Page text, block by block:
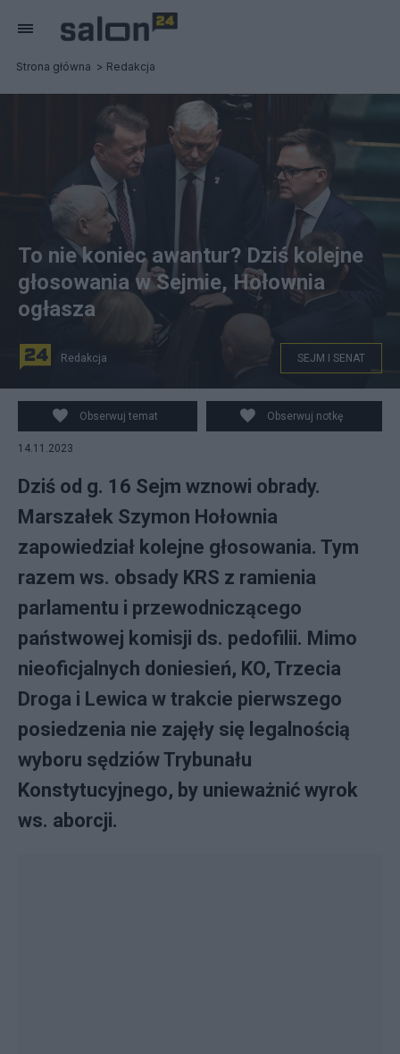
Strona główna Redakcja
To nie koniec awantur? Dziś kolejne
głosowania w Sejmie, Hołownia
ogłasza
Redakcja SEJM I SENAT
Obserwuj temat Obserwuj notkę
14.11.2023
Dziś od g. 16 Sejm wznowi obrady.
Marszałek Szymon Hołownia
zapowiedział kolejne głosowania. Tym
razem ws. obsady KRS z ramienia
parlamentu i przewodniczącego
państwowej komisji ds. pedofilii. Mimo
nieoficjalnych doniesień, KO, Trzecia
Droga i Lewica w trakcie pierwszego
posiedzenia nie zajęły się legalnością
wyboru sędziów Trybunału
Konstytucyjnego, by unieważnić wyrok
ws. aborcji.